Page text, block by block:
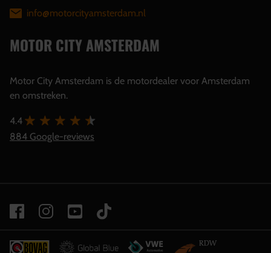
info@motorcityamsterdam.nl
MOTOR CITY AMSTERDAM
Motor City Amsterdam is de motordealer voor Amsterdam
en omstreken.
4.4
884 Google-reviews